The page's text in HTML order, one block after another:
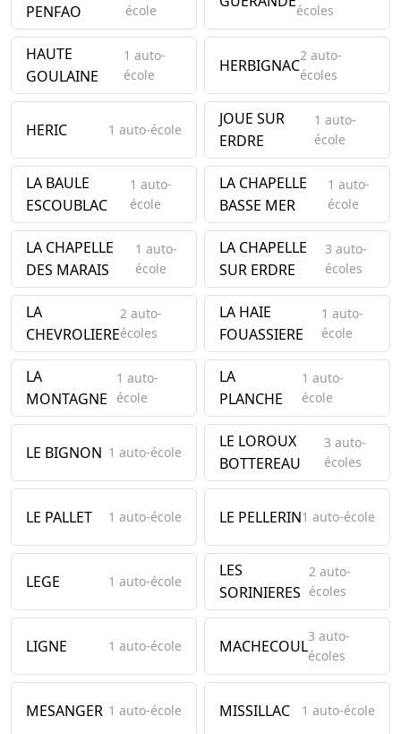
PENFAO école écoles
HAUTE
GOULAINE
1 auto-
école
HERBIGNAC2 auto-
écoles
HERIC 1 auto-école
JOUE SUR
ERDRE
1 auto-
école
LA BAULE
ESCOUBLAC
1 auto-
école
LA CHAPELLE
BASSE MER
1 auto-
école
LA CHAPELLE
DES MARAIS
1 auto-
école
LA CHAPELLE
SUR ERDRE
3 auto-
écoles
LA
CHEVROLIERE
2 auto-
écoles
LA HAIE
FOUASSIERE
1 auto-
école
LA
MONTAGNE
1 auto-
école
LA
PLANCHE
1 auto-
école
LE BIGNON 1 auto-école
LE LOROUX
BOTTEREAU
3 auto-
écoles
LE PALLET 1 auto-école LE PELLERIN1 auto-école
LEGE 1 auto-école
LES
SORINIERES
2 auto-
écoles
LIGNE 1 auto-école MACHECOUL3 auto-
écoles
MESANGER 1 auto-école MISSILLAC 1 auto-école